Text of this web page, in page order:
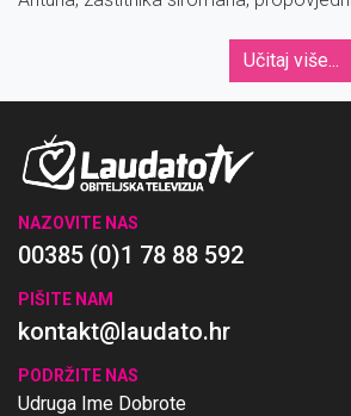
Učitaj više...
NAZOVITE NAS
00385 (0)1 78 88 592
PIŠITE NAM
kontakt@laudato.hr
PODRŽITE NAS
Udruga Ime Dobrote